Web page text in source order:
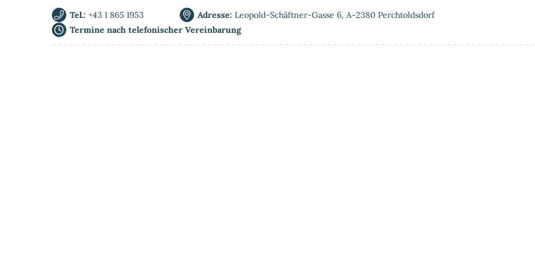
Tel.: +43 1 865 1953 Adresse: Leopold-Schäftner-Gasse 6, A-2380 Perchtoldsdorf
Termine nach telefonischer Vereinbarung